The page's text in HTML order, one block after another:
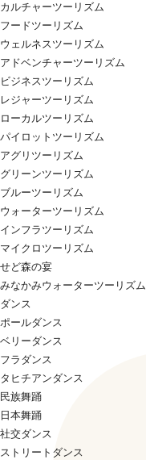
カルチャーツーリズム
フードツーリズム
ウェルネスツーリズム
アドベンチャーツーリズム
ビジネスツーリズム
レジャーツーリズム
ローカルツーリズム
パイロットツーリズム
アグリツーリズム
グリーンツーリズム
ブルーツーリズム
ウォーターツーリズム
インフラツーリズム
マイクロツーリズム
せど森の宴
みなかみウォーターツーリズム
ダンス
ポールダンス
ベリーダンス
フラダンス
タヒチアンダンス
民族舞踊
日本舞踊
社交ダンス
ストリートダンス